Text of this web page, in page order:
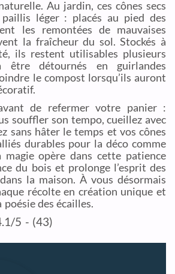
Au jardin, ces cônes secs
léger : placés au pied des
les remontées de mauvaises
la fraîcheur du sol. Stockés à
ils restent utilisables plusieurs
être détournés en guirlandes
le compost lorsqu’ils auront
de refermer votre panier :
souffler son tempo, cueillez avec
sans hâter le temps et vos cônes
durables pour la déco comme
opère dans cette patience
du bois et prolonge l’esprit des
la maison. À vous désormais
récolte en création unique et
des écailles.
5 - (43)